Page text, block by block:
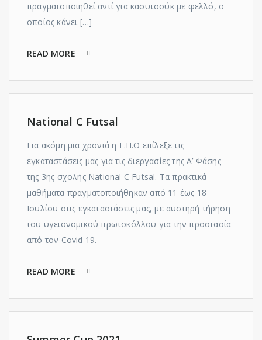
πραγματοποιηθεί αντί για καουτσούκ με φελλό, ο
οποίος κάνει […]
READ MORE
National C Futsal
Για ακόμη μια χρονιά η Ε.Π.Ο επίλεξε τις
εγκαταστάσεις μας για τις διεργασίες της Α’ Φάσης
της 3ης σχολής National C Futsal. Τα πρακτικά
μαθήματα πραγματοποιήθηκαν από 11 έως 18
Ιουλίου στις εγκαταστάσεις μας, με αυστηρή τήρηση
του υγειονομικού πρωτοκόλλου για την προστασία
από τον Covid 19.
READ MORE